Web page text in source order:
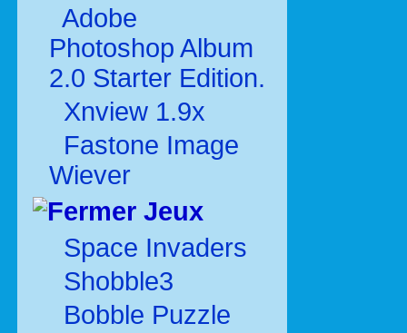
Adobe
Photoshop Album
2.0 Starter Edition.
Xnview 1.9x
Fastone Image
Wiever
Jeux
Space Invaders
Shobble3
Bobble Puzzle